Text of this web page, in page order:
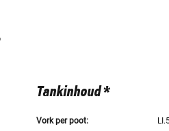
Tankinhoud *
Vork per poot: